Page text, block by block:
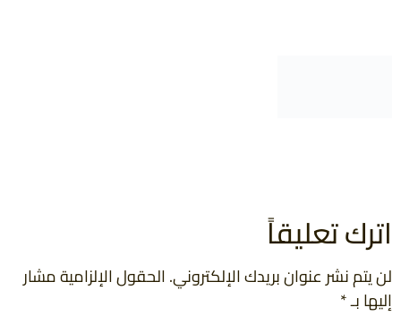
اترك تعليقاً
لن يتم نشر عنوان بريدك الإلكتروني.الحقول الإلزامية مشار
إليها بـ*